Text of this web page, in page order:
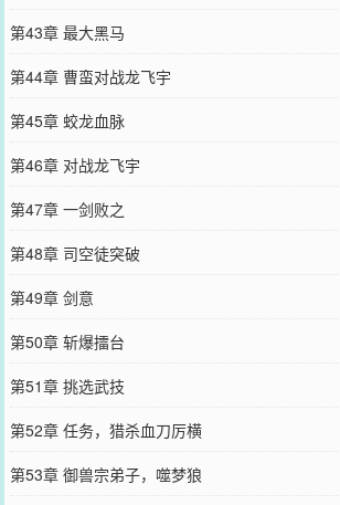
第43章 最大黑马
第44章 曹蛮对战龙飞宇
第45章 蛟龙血脉
第46章 对战龙飞宇
第47章 一剑败之
第48章 司空徒突破
第49章 剑意
第50章 斩爆擂台
第51章 挑选武技
第52章 任务，猎杀血刀厉横
第53章 御兽宗弟子，噬梦狼